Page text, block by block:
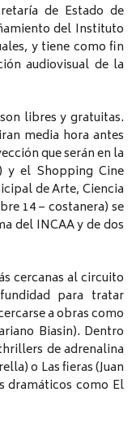
de Estado de
del Instituto
y tiene como fin
audiovisual de la
libres y gratuitas.
media hora antes
que serán en la
y el Shopping Cine
de Arte, Ciencia
14 – costanera) se
del INCAA y de dos
cercanas al circuito
para tratar
a obras como
Biasin). Dentro
de adrenalina
o Las fieras (Juan
dramáticos como El